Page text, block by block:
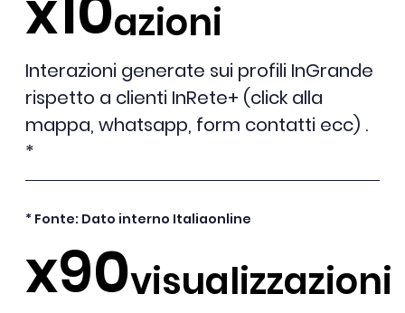
azioni
Interazioni generate sui profili InGrande
rispetto a clienti InRete+ (click alla
mappa, whatsapp, form contatti ecc) .
*
* Fonte: Dato interno Italiaonline
x90visualizzazioni